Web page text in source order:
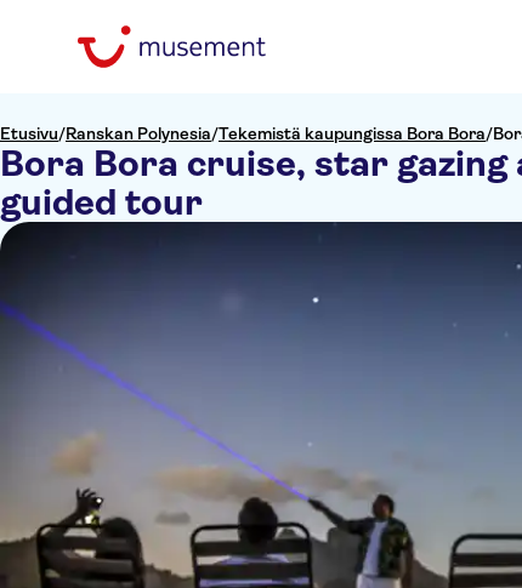
Etusivu/Ranskan Polynesia/Tekemistä kaupungissa Bora Bora/
Bora Bora cruise, star gazing
guided tour